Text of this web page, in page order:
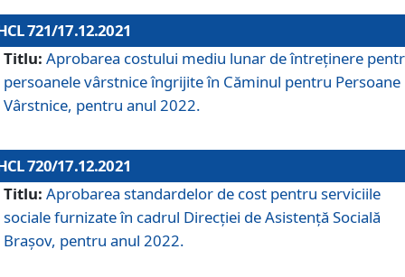
721/17.12.2021
Titlu: Aprobarea costului mediu lunar de întreţinere
persoanele vârstnice îngrijite în Căminul pentru Persoane
Vârstnice, pentru anul 2022.
720/17.12.2021
Titlu: Aprobarea standardelor de cost pentru serviciile
sociale furnizate în cadrul Direcției de Asistență Socială
Brașov, pentru anul 2022.